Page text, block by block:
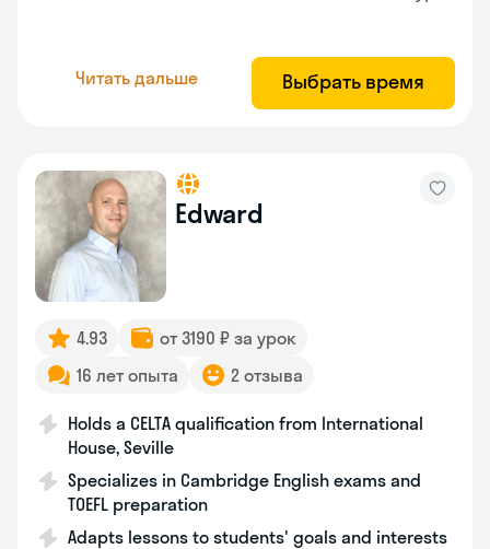
Читать дальше Выбрать время
Edward
4.93
от 3190 ₽ за урок
16 лет опыта
2 отзыва
Holds a CELTA qualification from International
House, Seville
Specializes in Cambridge English exams and
TOEFL preparation
Adapts lessons to students' goals and interests